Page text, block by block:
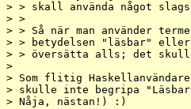
> > skall använda något
> >
> > Så när man använder
> > betydelsen "läsbar"
> > översätta alls; det skulle
>
> Som flitig
> skulle inte begripa
> Nåja, nästan!) :)